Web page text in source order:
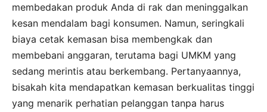
membedakan produk Anda di rak dan meninggalkan
kesan mendalam bagi konsumen. Namun, seringkali
biaya cetak kemasan bisa membengkak dan
membebani anggaran, terutama bagi UMKM yang
sedang merintis atau berkembang. Pertanyaannya,
bisakah kita mendapatkan kemasan berkualitas tinggi
yang menarik perhatian pelanggan tanpa harus